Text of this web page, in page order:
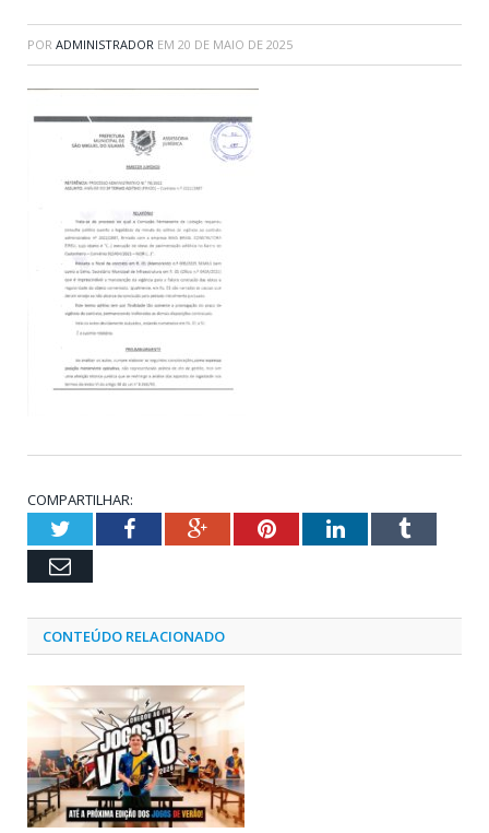
POR ADMINISTRADOR EM 20 DE MAIO DE 2025
COMPARTILHAR:
TwitterFacebookGoogle+PinterestLinkedInTumblr
Email
CONTEÚDO RELACIONADO